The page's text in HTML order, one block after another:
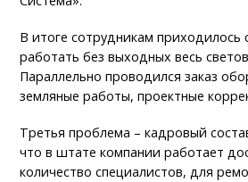
В итоге сотрудникам приходилось
работать без выходных весь
Параллельно проводился заказ
земляные работы, проектные
Третья проблема – кадровый
что в штате компании работает
количество специалистов, для